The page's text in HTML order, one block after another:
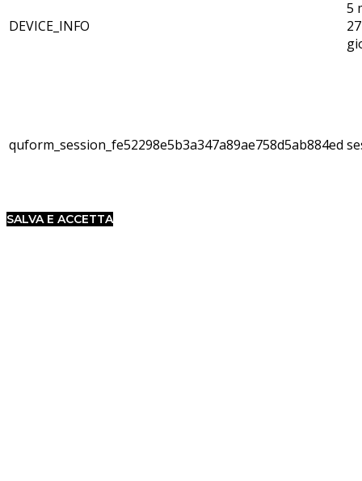
DEVICE_INFO
5
27
quform_session_fe52298e5b3a347a89ae758d5ab884ed
SALVA E ACCETTA